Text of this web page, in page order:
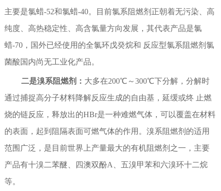
主要是氯蜡-52和氯蜡-40。目前氯系阻燃剂正朝着无污染、高
纯度、高热稳定性、高含氯量方向发展，其代表产品是氯
蜡-70，国外已经使用的全氯环戊癸烷和 反应型氯系阻燃剂氯
菌酸国内尚无工业化产品。
二是溴系阻燃剂： 大多在200℃～300℃下分解，分解时
通过捕捉高分子材料降解反应生成的自由基，延缓或终 止燃
烧的链反应，释放出的HBr是一种难燃气体，可以覆盖在材料
的表面，起到阻隔表面可燃气体的作用。溴系阻燃剂的适用
范围广泛，是目前世界上产量最大的有机阻燃剂之一，主要
产品有十溴二苯醚、四澳双酚A、五溴甲苯和六溴环十二烷
等。